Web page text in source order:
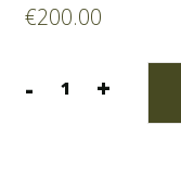
€200.00
-
Reservering+